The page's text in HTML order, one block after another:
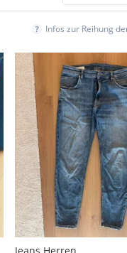
Infos zur Reihung